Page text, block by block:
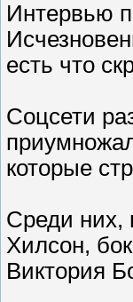
Интервью
есть что
Соцсети
которые
Среди них,
Хилсон,
Виктория